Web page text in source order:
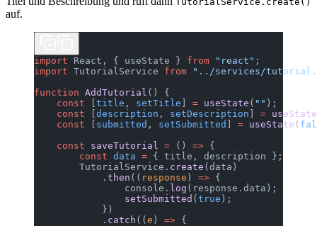
auf.
import React, { useState } from "react" ;
import TutorialService from "../services/
function AddTutorial () {
    const
[title , setTitle ] = useState ( "" );
    const
[description , setDescription ] = useState
    const
[ submitted , setSubmitted ] = useState (
    const
saveTutorial = () => {
        const
data = { title, description };
        TutorialService.
create (data)
            .
then (( response ) => {
                console.
log (response.data);
                setSubmitted
(true );
            })
            .
catch ((e ) => {